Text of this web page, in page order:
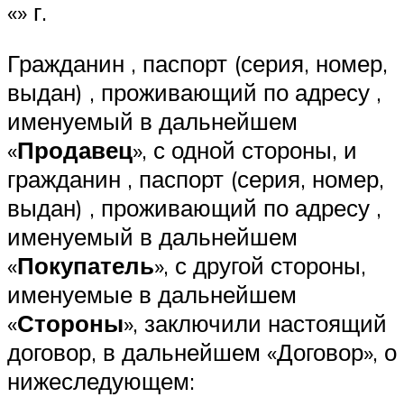
«» г.
Гражданин , паспорт (серия, номер,
выдан) , проживающий по адресу ,
именуемый в дальнейшем
«Продавец», с одной стороны, и
гражданин , паспорт (серия, номер,
выдан) , проживающий по адресу ,
именуемый в дальнейшем
«Покупатель», с другой стороны,
именуемые в дальнейшем
«Стороны», заключили настоящий
договор, в дальнейшем «Договор», о
нижеследующем: